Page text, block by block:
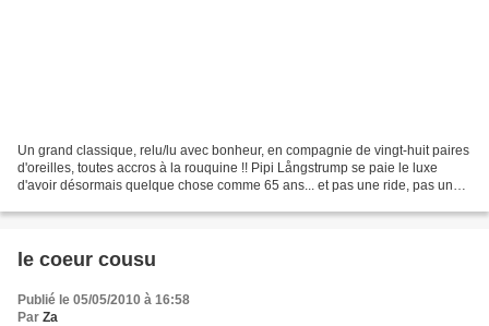
Un grand classique, relu/lu avec bonheur, en compagnie de vingt-huit paires
d'oreilles, toutes accros à la rouquine !! Pipi Långstrump se paie le luxe
d'avoir désormais quelque chose comme 65 ans... et pas une ride, pas un
le coeur cousu
Publié le 05/05/2010 à 16:58
Par Za